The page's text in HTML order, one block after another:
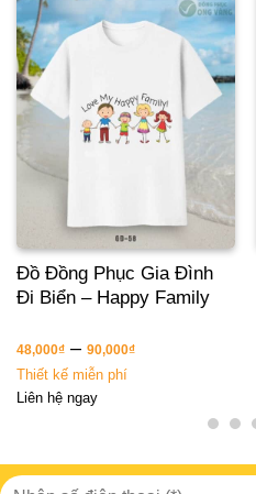
Đồ Đồng Phục Gia Đình
Đi Biển – Happy Family
48,000₫– 90,000₫
Thiết kế miễn phí
Liên hệ ngay